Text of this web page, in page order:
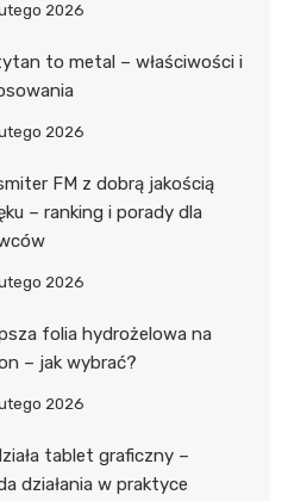
2026
to metal – właściwości i
2026
FM z dobrą jakością
– ranking i porady dla
2026
folia hydrożelowa na
– jak wybrać?
2026
tablet graficzny –
działania w praktyce